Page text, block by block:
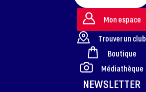
FOOTER
NEWSLETTER
Mon espace
Trouver un club
Boutique
Médiathèque